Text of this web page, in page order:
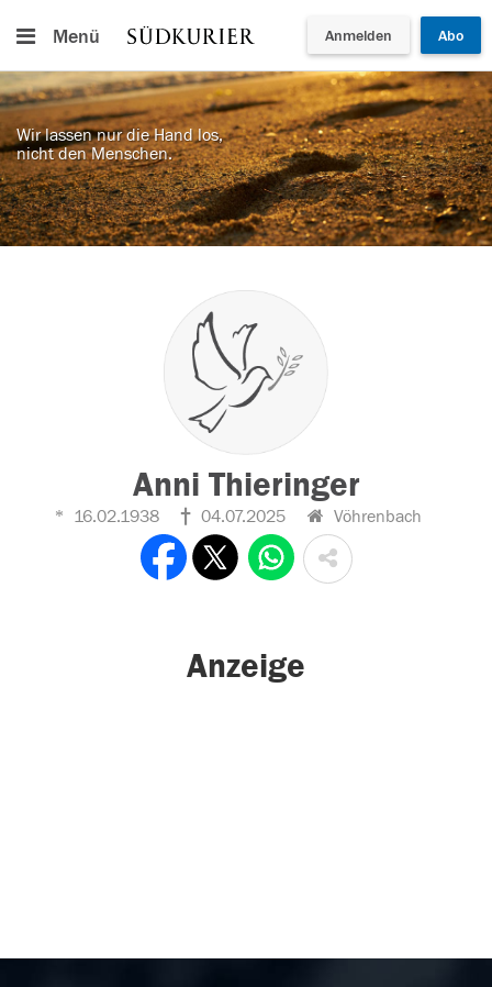
Menü Anmelden Abo
Wir lassen nur die Hand los,
nicht den Menschen.
Anni Thieringer
16.02.1938 04.07.2025 Vöhrenbach
Anzeige